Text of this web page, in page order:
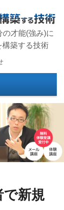
才能(強み)に
構築する技術
で新規